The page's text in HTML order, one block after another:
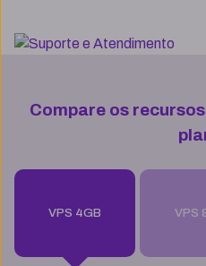
Compare os
VPS 4GB VPS